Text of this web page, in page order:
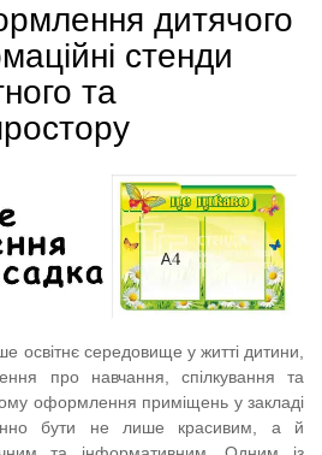
дитячого
стенди
та
освітнє середовище у житті дитини,
про навчання, спілкування та
оформлення приміщень у закладі
бути не лише красивим, а й